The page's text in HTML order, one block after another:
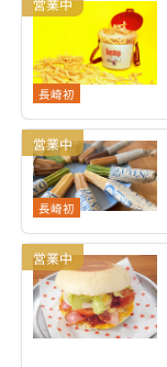
長崎初
長崎初